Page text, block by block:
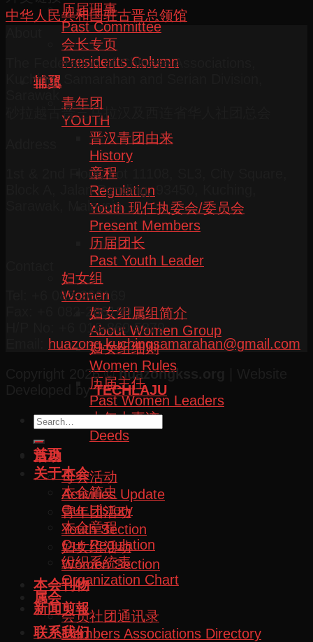
历届理事
Past Committee
会长专页
Presidents Column
辅翼
青年团
YOUTH
晋汉青团由来
History
章程
Regulation
Youth 现任执委会/委员会
Present Members
历届团长
Past Youth Leader
妇女组
Women
妇女组属组简介
About Women Group
妇女组细则
Women Rules
历届主任
Past Women Leaders
十年大事迹
Deeds
活动
母会活动
Activities Update
青年团活动
Youth Section
妇女组活动
Women Section
本会刊物
新闻剪報
联系我们
中华人民共和国驻古晋总领馆
The Federation of Chinese Associations,
Kuching, Samarahan and Serian Division,
砂拉越古晋三马拉汉及西连省华人社团总会
1st & 2nd Floor, Lot 11108, SL3, City Square,
Block A, Jalan Pending, 93450, Kuching,
Sarawak, Malaysia.
Tel: +6 082-266169
Fax: +6 082-266189
H/P No: +6 016-860 5879
huazong.kuchingsamarahan@gmail.com
Copyright 2026 ©huazongkss.org
Developed byTECHLAJU
首页
关于本会
本会简史
Our History
本会章程
Our Regulation
组织系统表
Organization Chart
属会
会员社团通讯录
Members Associations Directory